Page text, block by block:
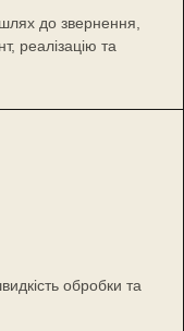
до звернення,
реалізацію та
обробки та